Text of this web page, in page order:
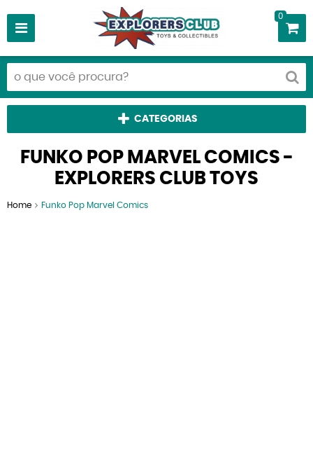
0
CATEGORIAS
FUNKO POP MARVEL COMICS -
EXPLORERS CLUB TOYS
Home Funko Pop Marvel Comics